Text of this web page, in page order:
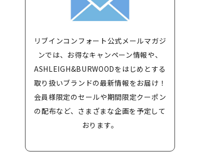
リブインコンフォート公式メールマガジ
ンでは、お得なキャンペーン情報や、
ASHLEIGH&BURWOODをはじめとする
取り扱いブランドの最新情報をお届け！
会員様限定のセールや期間限定クーポン
の配布など、さまざまな企画を予定して
おります。